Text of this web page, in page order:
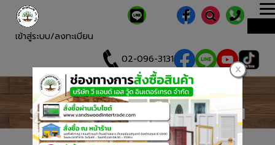
เข้าสู่ระบบ/ลงทะเบียน
02-096-3131
รวมโปรโมชั่นประจำเดือน
Promotion